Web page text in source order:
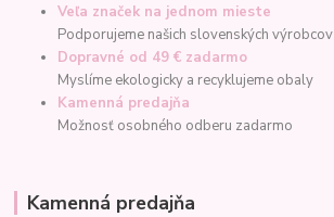
Veľa značek na jednom mieste
Podporujeme našich slovenských výrobcov
Dopravné od 49 € zadarmo
Myslíme ekologicky a recyklujeme obaly
Kamenná predajňa
Možnosť osobného odberu zadarmo
Kamenná predajňa